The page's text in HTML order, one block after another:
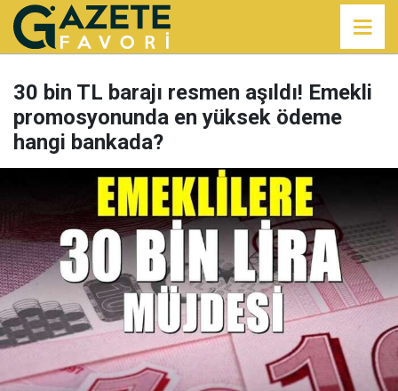
30 bin TL barajı resmen aşıldı! Emekli
promosyonunda en yüksek ödeme
hangi bankada?